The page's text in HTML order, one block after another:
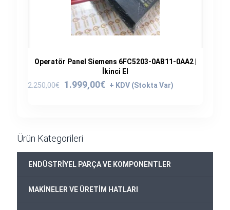
Operatör Panel Siemens 6FC5203-0AB11-0AA2 |
İkinci El
2.250,00€
Orijinal
1.999,00€
Şu
Ürün Kategorileri
ENDÜSTRİYEL PARÇA VE KOMPONENTLER
MAKİNELER VE ÜRETİM HATLARI